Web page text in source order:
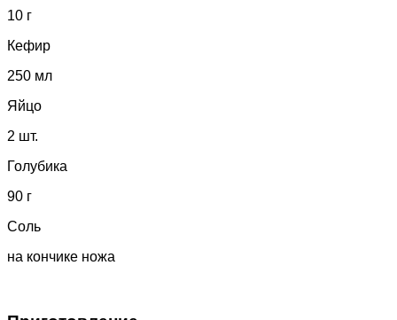
10 г
Кефир
250 мл
Яйцо
2 шт.
Голубика
90 г
Соль
на кончике ножа